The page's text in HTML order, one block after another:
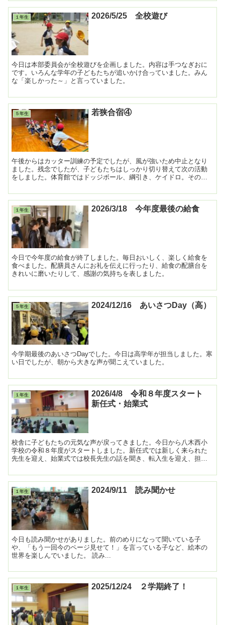
１年生 2026/5/25 全校遊び
今日は本部委員会が全校遊びを企画しました。内容は手つなぎおに
です。いろんな学年の子どもたちが追いかけ合っていました。みん
な「楽しかった～」と言っていました。
５年生 若狭合宿④
午後からはカッター訓練の予定でしたが、風が強いため中止となり
ました。残念でしたが、子どもたちはしっかり切り替えて次の活動
をしました。体育館ではドッジボール、綱引き、ケイドロ。その後
１年生 2026/3/18 今年度最後の給食
今日で今年度の給食が終了しました。毎日おいしく、楽しく給食を
食べました。配膳員さんにお礼を伝えに行ったり、給食の配膳台を
きれいに磨いたりして、感謝の気持ちを表しました。
５年生 2024/12/16 あいさつDay（高）
今学期最後のあいさつDayでした。今日は高学年が担当しました。寒
い日でしたが、朝から大きな声が聞こえていました。
１年生
2026/4/8 令和８年度スタート
新任式・始業式
校舎に子どもたちの元気な声が戻ってきました。今日から八木西小
学校の令和８年度がスタートしました。新任式では新しく来られた
先生を迎え、始業式では校長先生の話を聞き、転入生を迎え、担任
１年生 2024/9/11 読み聞かせ
今日も読み聞かせがありました。前のめりになって聞いている子
や、「もう一回今のページ見せて！」を言っている子など、絵本の
世界を楽しんでいました。 読み...
１年生 2025/12/24 ２学期終了！